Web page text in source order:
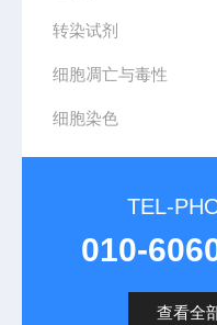
转染试剂
细胞凋亡与毒性
细胞染色
TEL-
010-
查看全